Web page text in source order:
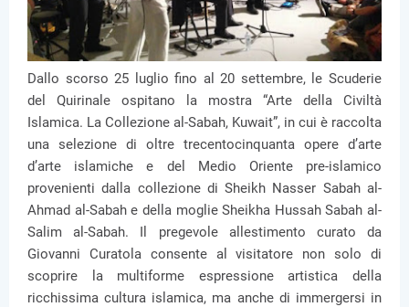
Dallo scorso 25 luglio fino al 20 settembre, le Scuderie
del Quirinale ospitano la mostra “Arte della Civiltà
Islamica. La Collezione al-Sabah, Kuwait”, in cui è raccolta
una selezione di oltre trecentocinquanta opere d’arte
d’arte islamiche e del Medio Oriente pre-islamico
provenienti dalla collezione di Sheikh Nasser Sabah al-
Ahmad al-Sabah e della moglie Sheikha Hussah Sabah al-
Salim al-Sabah. Il pregevole allestimento curato da
Giovanni Curatola consente al visitatore non solo di
scoprire la multiforme espressione artistica della
ricchissima cultura islamica, ma anche di immergersi in